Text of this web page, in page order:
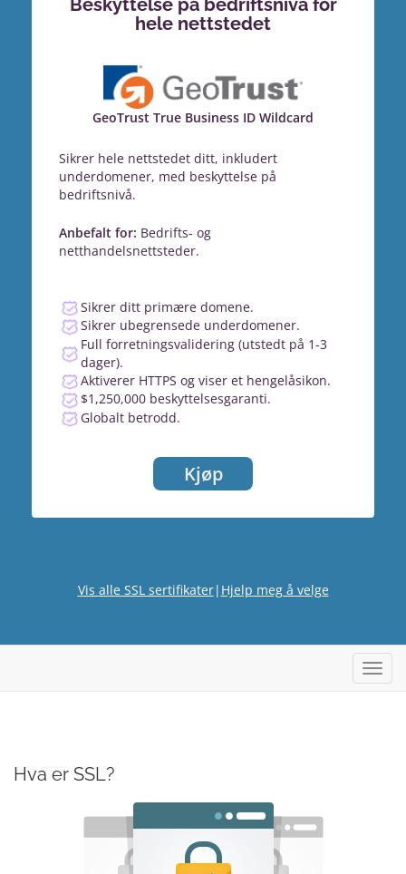
Beskyttelse på bedriftsnivå for
hele nettstedet
GeoTrust True Business ID Wildcard
Sikrer hele nettstedet ditt, inkludert
underdomener, med beskyttelse på
bedriftsnivå.
Anbefalt for: Bedrifts- og
netthandelsnettsteder.
Sikrer ditt primære domene.
Sikrer ubegrensede underdomener.
Full forretningsvalidering (utstedt på 1-3
dager).
Aktiverer HTTPS og viser et hengelåsikon.
$1,250,000 beskyttelsesgaranti.
Globalt betrodd.
Kjøp
Vis alle SSL sertifikater| Hjelp meg å velge
Bytt
Hva er SSL?